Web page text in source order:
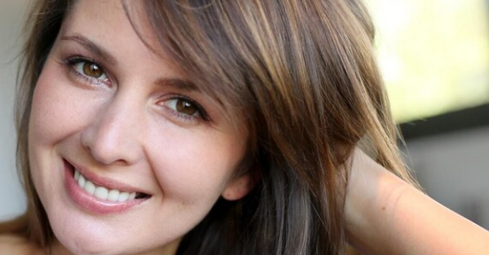
alle Pinsel
Schwämmchen
Reisen
Handtücher, Bademäntel
Sonstiges